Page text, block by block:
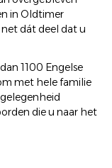
in Oldtimer
dát deel dat u
1100 Engelse
met hele familie
die u naar het